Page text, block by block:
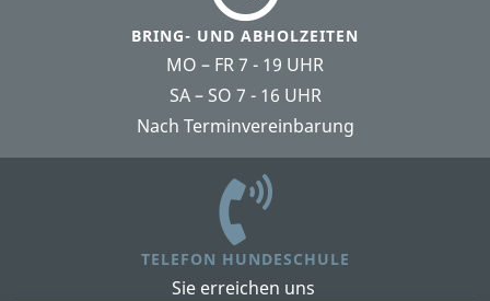
BRING- UND ABHOLZEITEN
MO – FR 7 - 19 UHR
SA – SO 7 - 16 UHR
Nach Terminvereinbarung
TELEFON HUNDESCHULE
Sie erreichen uns